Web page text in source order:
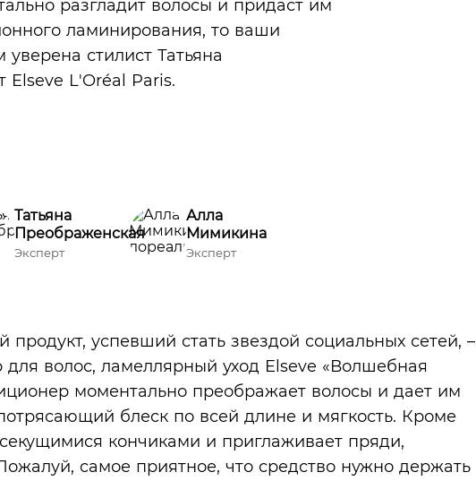
разгладит волосы и придаст им
ламинирования, то ваши
стилист Татьяна
Elseve L'Oréal Paris.
Татьяна
Преображенская
Эксперт
Алла
Мимикина
Эксперт
успевший стать звездой социальных сетей, –
волос, ламеллярный уход Elseve «Волшебная
моментально преображает волосы и дает им
блеск по всей длине и мягкость. Кроме
секущимися кончиками и приглаживает пряди,
самое приятное, что средство нужно держать